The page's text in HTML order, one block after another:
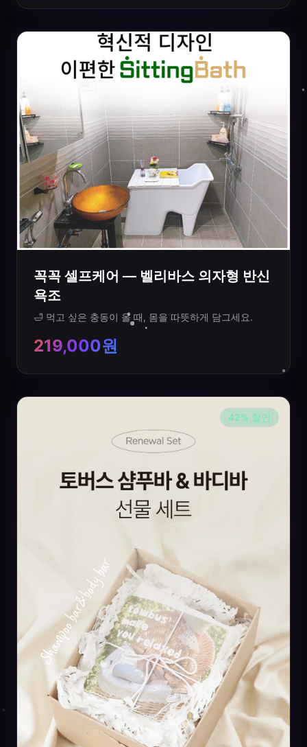
꼭꼭 셀프케어 — 벨리바스 의자형 반신
욕조
🛁 먹고 싶은 충동이 올 때, 몸을 따뜻하게 담그세요.
219,000원
42% 할인